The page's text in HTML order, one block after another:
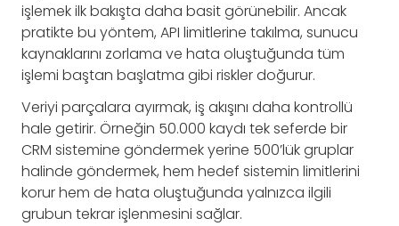
işlemek ilk bakışta daha basit görünebilir. Ancak
pratikte bu yöntem, API limitlerine takılma, sunucu
kaynaklarını zorlama ve hata oluştuğunda tüm
işlemi baştan başlatma gibi riskler doğurur.
Veriyi parçalara ayırmak, iş akışını daha kontrollü
hale getirir. Örneğin 50.000 kaydı tek seferde bir
CRM sistemine göndermek yerine 500’lük gruplar
halinde göndermek, hem hedef sistemin limitlerini
korur hem de hata oluştuğunda yalnızca ilgili
grubun tekrar işlenmesini sağlar.